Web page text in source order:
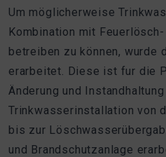
Um möglicherweise
Kombination mit
betreiben zu können, wurde
erarbeitet. Diese ist fur die
Änderung und
Trinkwasserinstallation von
bis zur
und Brandschutzanlage